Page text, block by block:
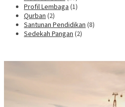
Profil Lembaga (1)
Qurban (2)
Santunan Pendidikan (8)
Sedekah Pangan (2)